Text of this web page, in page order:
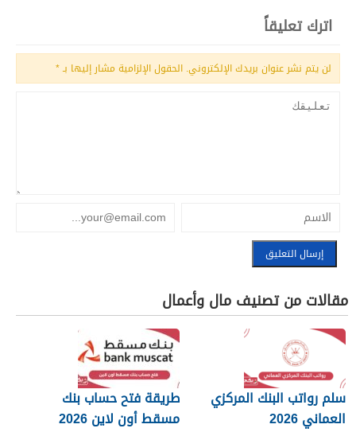
اترك تعليقاً
لن يتم نشر عنوان بريدك الإلكتروني. الحقول الإلزامية مشار إليها بـ*
مقالات من تصنيف مال وأعمال
سلم رواتب البنك المركزي
العماني 2026
طريقة فتح حساب بنك
مسقط أون لاين 2026